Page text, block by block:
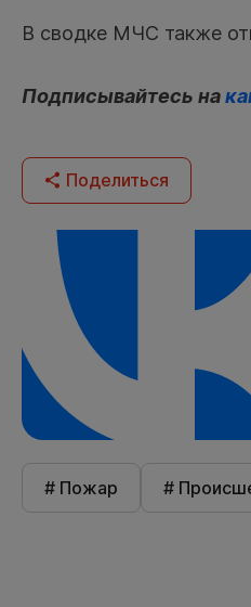
В сводке МЧС также
Подписывайтесь на
Поделиться
# Пожар #